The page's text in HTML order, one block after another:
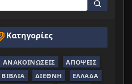
Κατηγορίες
ΑΝΑΚΟΙΝΏΣΕΙΣ
ΑΠΌΨΕΙΣ
ΒΙΒΛΊΑ ΔΙΕΘΝΉ
ΕΛΛΆΔΑ